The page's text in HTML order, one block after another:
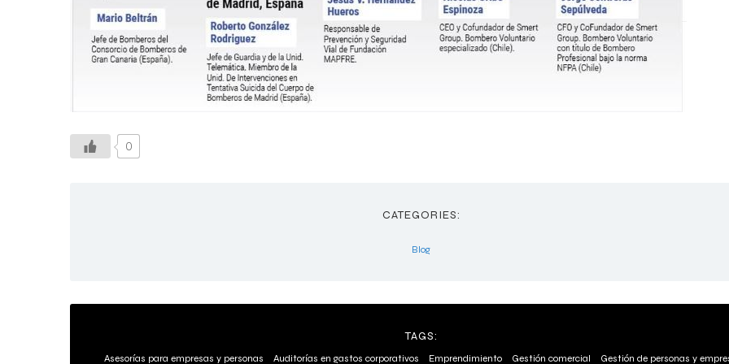
0
CATEGORIES:
Blog
TAGS:
Asesorías para empresas y personas Auditorías en gastos corporativos Emprendimiento Gestión comercial Gestión de personas y